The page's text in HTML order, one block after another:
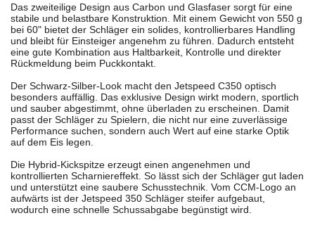
Das zweiteilige Design aus Carbon und Glasfaser sorgt für eine
stabile und belastbare Konstruktion. Mit einem Gewicht von 550 g
bei 60" bietet der Schläger ein solides, kontrollierbares Handling
und bleibt für Einsteiger angenehm zu führen. Dadurch entsteht
eine gute Kombination aus Haltbarkeit, Kontrolle und direkter
Rückmeldung beim Puckkontakt.
Der Schwarz-Silber-Look macht den Jetspeed C350 optisch
besonders auffällig. Das exklusive Design wirkt modern, sportlich
und sauber abgestimmt, ohne überladen zu erscheinen. Damit
passt der Schläger zu Spielern, die nicht nur eine zuverlässige
Performance suchen, sondern auch Wert auf eine starke Optik
auf dem Eis legen.
Die Hybrid-Kickspitze erzeugt einen angenehmen und
kontrollierten Scharniereffekt. So lässt sich der Schläger gut laden
und unterstützt eine saubere Schusstechnik. Vom CCM-Logo an
aufwärts ist der Jetspeed 350 Schläger steifer aufgebaut,
wodurch eine schnelle Schussabgabe begünstigt wird.